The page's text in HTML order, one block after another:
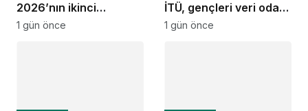
2026’nın ikinci
çeyreğinde olumlu
1 gün önce
İTÜ, gençleri veri odaklı
geleceğe hazırlıyor
1 gün önce